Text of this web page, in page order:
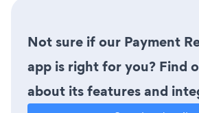
Not sure if our Payment
app is right for you? Find
about its features and